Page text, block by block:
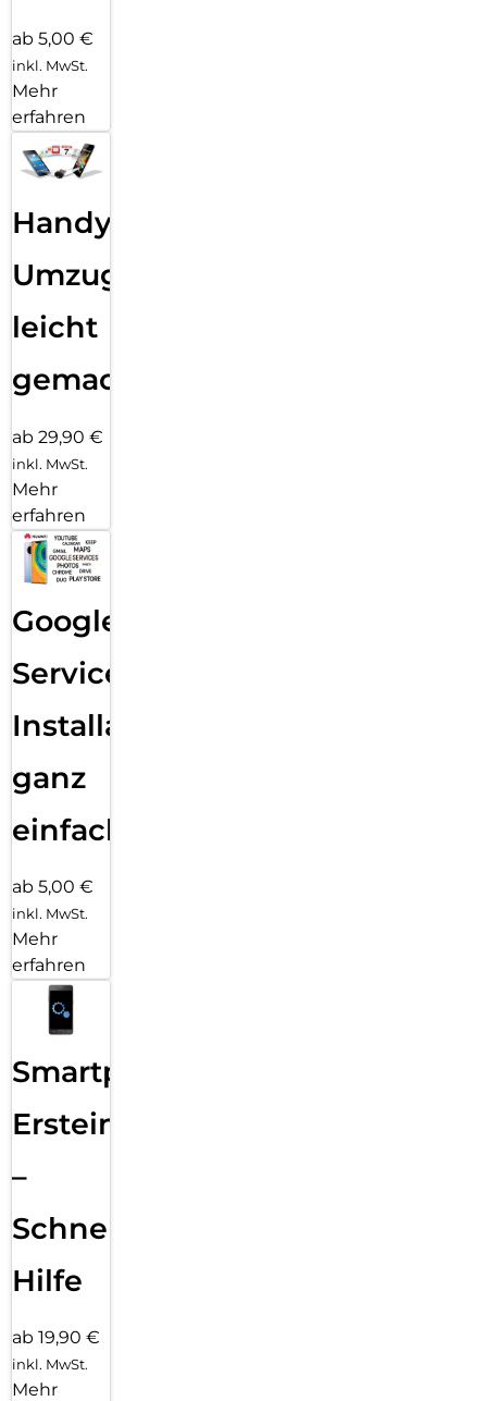
ab 5,00 €
inkl. MwSt.
Mehr
erfahren
Handy
Umzug
leicht
gemacht!
ab 29,90 €
inkl. MwSt.
Mehr
erfahren
Google
Services
Installation
ganz
einfach
ab 5,00 €
inkl. MwSt.
Mehr
erfahren
Smartphone
Ersteinrichtung
–
Schnelle
Hilfe
ab 19,90 €
inkl. MwSt.
Mehr